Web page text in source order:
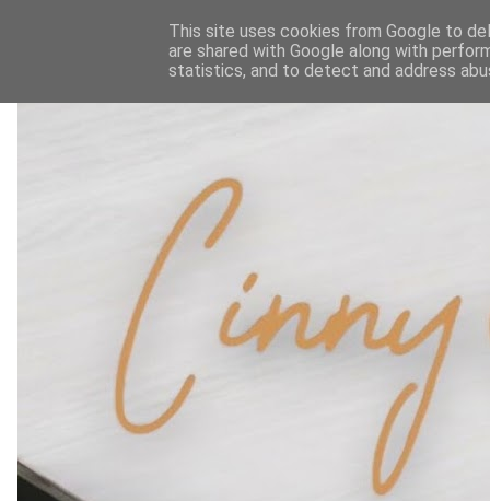
This site uses cookies from Google to
are shared with Google along with
statistics, and to detect and address